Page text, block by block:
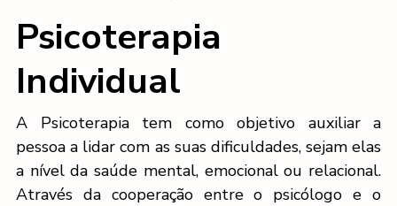
Psicoterapia
Individual
A Psicoterapia tem como objetivo auxiliar a
pessoa a lidar com as suas dificuldades, sejam elas
a nível da saúde mental, emocional ou relacional.
Através da cooperação entre o psicólogo e o